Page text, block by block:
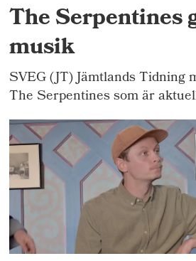
The Serpentines
musik
SVEG (JT) Jämtlands Tidning
The Serpentines som är